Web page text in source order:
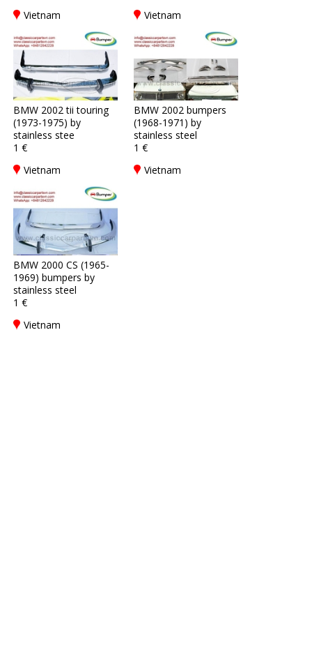
Vietnam
Vietnam
BMW 2002 tii touring
(1973-1975) by
stainless stee
1 €
Vietnam
BMW 2002 bumpers
(1968-1971) by
stainless steel
1 €
Vietnam
BMW 2000 CS (1965-
1969) bumpers by
stainless steel
1 €
Vietnam